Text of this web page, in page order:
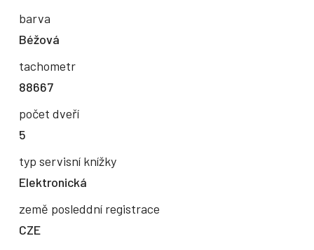
barva
Béžová
tachometr
88667
počet dveří
5
typ servisní knížky
Elektronická
země posleddní registrace
CZE